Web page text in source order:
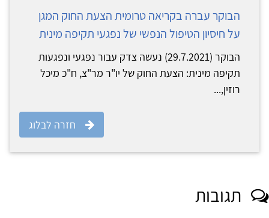
הבוקר עברה בקריאה טרומית הצעת החוק המגן
על חיסיון הטיפול הנפשי של נפגעי תקיפה מינית
הבוקר (29.7.2021) נעשה צדק עבור נפגעי ונפגעות
תקיפה מינית: הצעת החוק של יו"ר מר"צ, ח"כ מיכל
רוזין,...
חזרה לבלוג
תגובות